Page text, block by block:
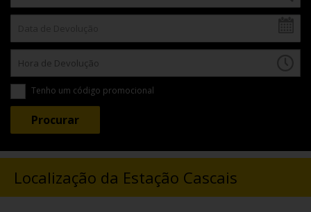
Tenho um código promocional
Localização da Estação Cascais